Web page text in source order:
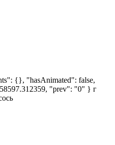
{}, "hasAnimated": false,
"prev": "0" } г